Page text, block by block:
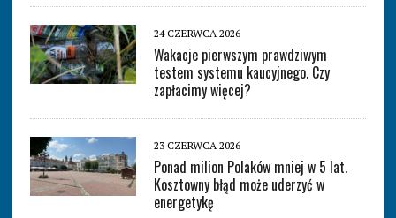
24 CZERWCA 2026
Wakacje pierwszym prawdziwym
testem systemu kaucyjnego. Czy
zapłacimy więcej?
23 CZERWCA 2026
Ponad milion Polaków mniej w 5 lat.
Kosztowny błąd może uderzyć w
energetykę